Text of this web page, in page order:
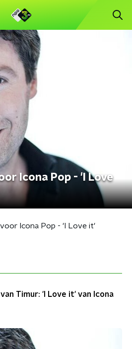
Icona Pop - 'I Love
Icona Pop - 'I Love it'
Timur: 'I Love it' van Icona